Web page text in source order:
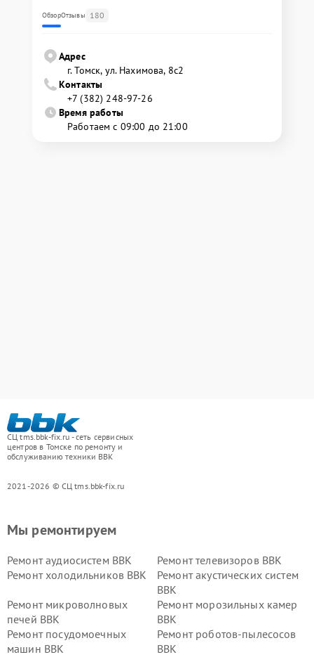
ОбзорОтзывы 180
Адрес
г. Томск, ул. Нахимова, 8с2
Контакты
+7 (382) 248-97-26
Время работы
Работаем с 09:00 до 21:00
СЦ tms.bbk-fix.ru - сеть сервисных
центров в Томске по ремонту и
обслуживанию техники BBK
2021-2026 © СЦ tms.bbk-fix.ru
Мы ремонтируем
Ремонт аудиосистем BBK
Ремонт телевизоров BBK
Ремонт холодильников BBK
Ремонт акустических систем
BBK
Ремонт микроволновых
печей BBK
Ремонт морозильных камер
BBK
Ремонт посудомоечных
машин BBK
Ремонт роботов-пылесосов
BBK